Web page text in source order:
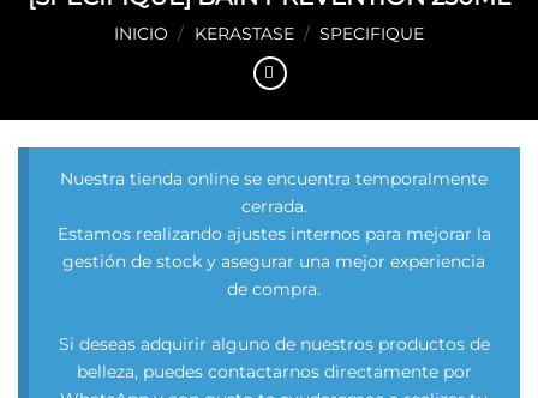
INICIO / KERASTASE / SPECIFIQUE
Nuestra tienda online se encuentra temporalmente
cerrada.
Estamos realizando ajustes internos para mejorar la
gestión de stock y asegurar una mejor experiencia
de compra.
Si deseas adquirir alguno de nuestros productos de
belleza, puedes contactarnos directamente por